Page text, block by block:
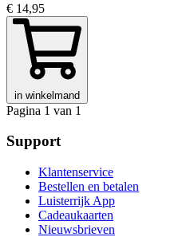
€ 14,95
in winkelmand
Pagina 1 van 1
Support
Klantenservice
Bestellen en betalen
Luisterrijk App
Cadeaukaarten
Nieuwsbrieven